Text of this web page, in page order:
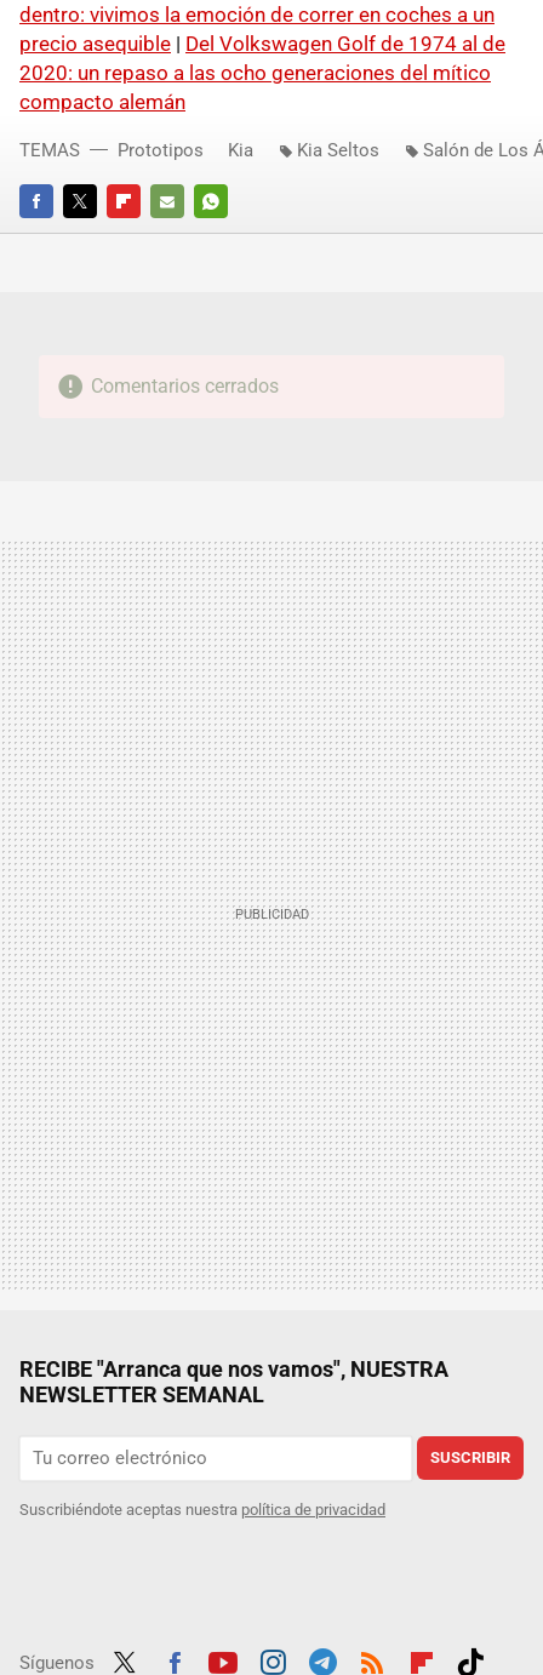
dentro: vivimos la emoción de correr en coches a un
precio asequible | Del Volkswagen Golf de 1974 al de
2020: un repaso a las ocho generaciones del mítico
compacto alemán
FACEBOOKTWITTERFLIPBOARD
E-
WHATSAPP
TEMAS Prototipos Kia Kia Seltos Salón de Los
Comentarios cerrados
RECIBE "Arranca que nos vamos", NUESTRA
NEWSLETTER SEMANAL
SUSCRIBIR
Suscribiéndote aceptas nuestra política de privacidad
Síguenos